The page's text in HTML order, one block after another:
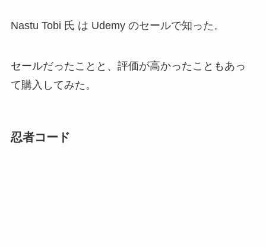
Nastu Tobi 氏 は Udemy のセールで知った。
セールだったことと、評価が高かったこともあっ
て購入してみた。
忍者コード